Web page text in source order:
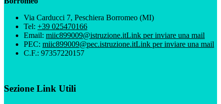
Via Carducci 7, Peschiera Borromeo (MI)
Tel: +39 025470166
Email: miic899009@istruzione.itLink per inviare una mail
PEC: miic899009@pec.istruzione.itLink per inviare una mail
C.F.: 97357220157
Sezione Link Utili